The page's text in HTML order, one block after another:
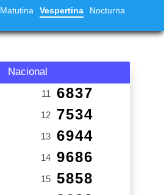
Matutina Vespertina Nocturna
Nacional
11 6837
12 7534
13 6944
14 9686
15 5858